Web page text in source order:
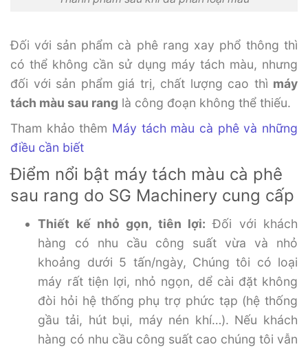
Đối với sản phẩm cà phê rang xay phổ thông thì
có thể không cần sử dụng máy tách màu, nhưng
đối với sản phẩm giá trị, chất lượng cao thì máy
tách màu sau rang là công đoạn không thể thiếu.
Tham khảo thêm Máy tách màu cà phê và những
điều cần biết
Điểm nổi bật máy tách màu cà phê
sau rang do SG Machinery cung cấp
Thiết kế nhỏ gọn, tiên lợi: Đối với khách
hàng có nhu cầu công suất vừa và nhỏ
khoảng dưới 5 tấn/ngày, Chúng tôi có loại
máy rất tiện lợi, nhỏ ngọn, dể cài đặt không
đòi hỏi hệ thống phụ trợ phức tạp (hệ thống
gầu tải, hút bụi, máy nén khí…). Nếu khách
hàng có nhu cầu công suất cao chúng tôi vẫn